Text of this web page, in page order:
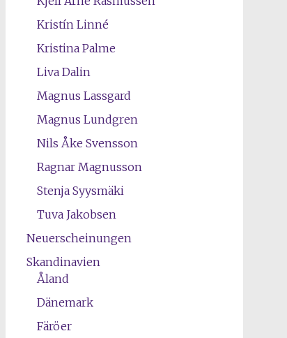
Kristín Linné
Kristina Palme
Liva Dalin
Magnus Lassgard
Magnus Lundgren
Nils Åke Svensson
Ragnar Magnusson
Stenja Syysmäki
Tuva Jakobsen
Neuerscheinungen
Skandinavien
Åland
Dänemark
Färöer